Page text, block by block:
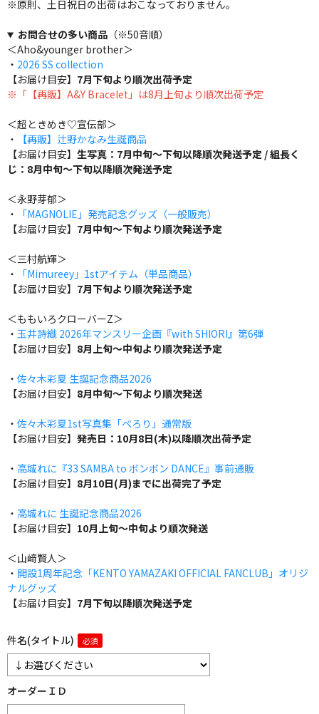
※原則、土日祝日の出荷はおこなっておりません。
お問合せの多い商品（※50音順）
＜Aho&younger brother＞
・ 2026 SS collection
【お届け目安】 7月下旬より順次出荷予定
※「【再販】A&Y Bracelet」は8月上旬より順次出荷予定
＜超ときめき♡宣伝部＞
・
【再販】辻野かなみ生誕商品
【お届け目安】 生写真：7月中旬～下旬以降順次発送予定 / 組長く
じ：8月中旬～下旬以降順次発送予定
＜永野芽郁＞
・
「MAGNOLIE」発売記念グッズ（一般販売）
【お届け目安】 7月中旬～下旬より順次発送予定
＜三村航輝＞
・
「Mimureey」1stアイテム（単品商品）
【お届け目安】 7月下旬より順次発送予定
＜ももいろクローバーZ＞
・ 玉井詩織 2026年マンスリー企画『with SHIORI』第6弾
【お届け目安】 8月上旬～中旬より順次発送予定
・ 佐々木彩夏 生誕記念商品2026
【お届け目安】 8月中旬～下旬より順次発送
・ 佐々木彩夏1st写真集「ぺろり」通常版
【お届け目安】 発売日：10月8日(木)以降順次出荷予定
・ 高城れに『33 SAMBA to ボンボン DANCE』事前通販
【お届け目安】 8月10日(月)までに出荷完了予定
・ 高城れに 生誕記念商品2026
【お届け目安】 10月上旬～中旬より順次発送
＜山﨑賢人＞
・ 開設1周年記念「KENTO YAMAZAKI OFFICIAL FANCLUB」オリジ
ナルグッズ
【お届け目安】 7月下旬以降順次発送予定
件名(タイトル)
オーダーＩＤ